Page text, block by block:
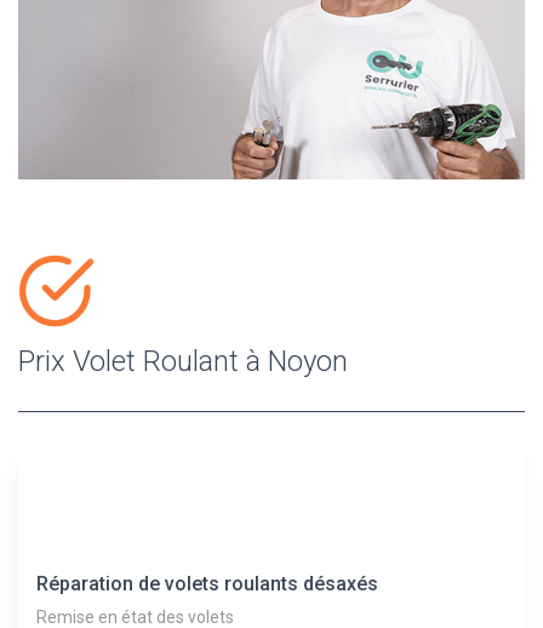
Prix Volet Roulant à Noyon
Réparation de volets roulants désaxés
Remise en état des volets